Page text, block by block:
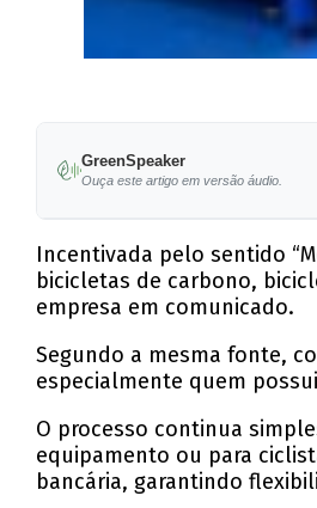
GreenSpeaker
Ouça este artigo em versão áudio.
Incentivada pelo sentido
bicicletas de carbono,
empresa em comunicado.
Segundo a mesma fonte,
especialmente quem
O processo continua
equipamento ou para
bancária, garantindo